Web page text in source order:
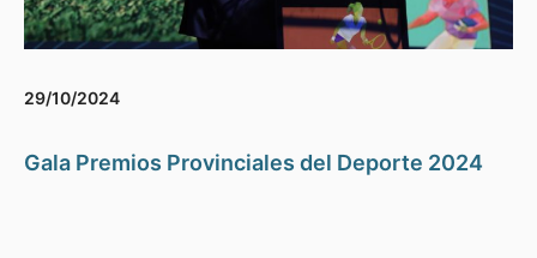
29/10/2024
Gala Premios Provinciales del Deporte 2024